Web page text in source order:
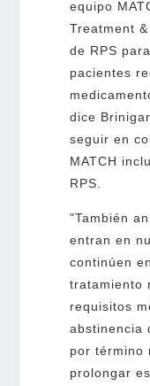
equipo
Treatment
de RPS
pacientes
dice
seguir en
MATCH
RPS.
"También
entran en
continúen
tratamiento
requisitos
abstinencia
por término
prolongar